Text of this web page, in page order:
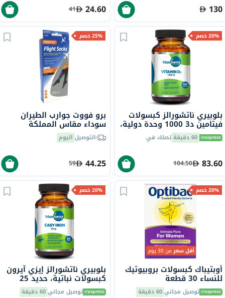
130
24.60
41
20% خصم
بلوبيري ناتشورالز كبسولات
فيتامين د3 1000 وحدة دولية،
100 قطعة 60 دقيقة تصلك في
83.60
104.50
25% خصم
برو فووت جوارب الطيران
سوداء مقاس المملكة
المتحدة 8-11، زوج واحد
P72002/2
التوصيل اليوم
44.25
59
20% خصم
أقل سعرمن 30 يوم
أوبتيباك كبسولات بروبيوتيك
للنساء 30 قطعة
توصيل مجاني60 دقيقة
20% خصم
بلوبيري ناتشورالز إيزي آيرون
كبسولات نباتية، حديد 25
ملجم، 90 قطعة B0265توصيل مجاني60 دقيقة